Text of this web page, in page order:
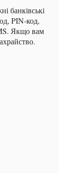
банківські
PIN-код,
Якщо вам